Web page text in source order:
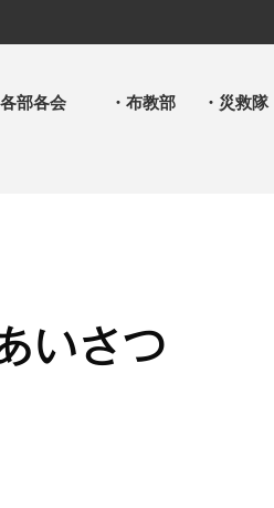
部各会 ・布教部 ・災救隊
いさつ